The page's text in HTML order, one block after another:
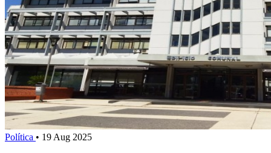
Política • 19 Aug 2025